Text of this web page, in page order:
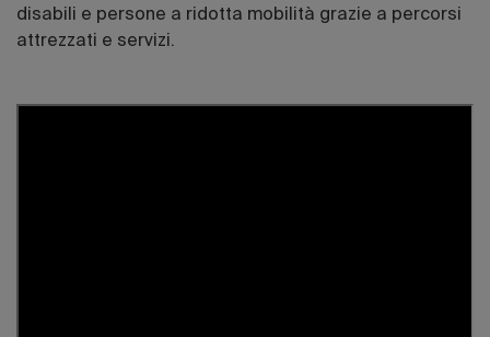
disabili e persone a ridotta mobilità grazie a percorsi
attrezzati e servizi.